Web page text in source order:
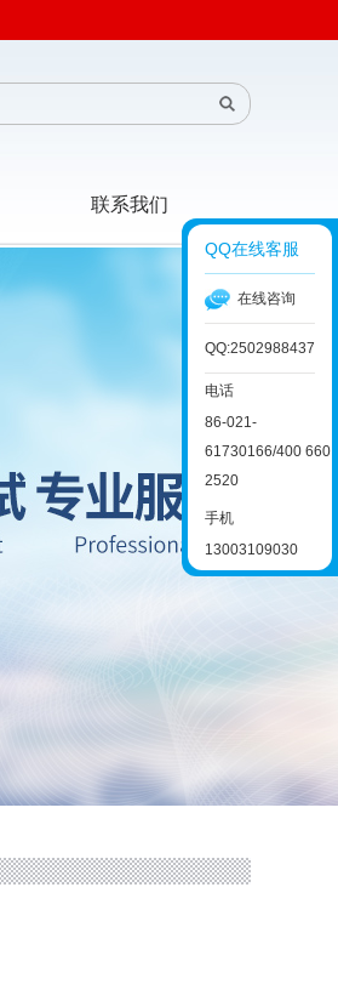
联系我们
QQ在线客服
在线咨询
QQ:2502988437
电话
86-021-
61730166/400 660
2520
手机
13003109030